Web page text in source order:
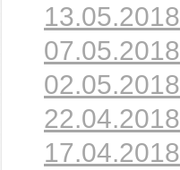
13.05.2018
07.05.2018
02.05.2018
22.04.2018
17.04.2018